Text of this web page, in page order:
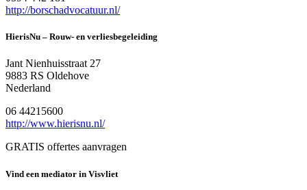
http://borschadvocatuur.nl/
HierisNu – Rouw- en verliesbegeleiding
Jant Nienhuisstraat 27
9883 RS Oldehove
Nederland
06 44215600
http://www.hierisnu.nl/
GRATIS offertes aanvragen
Vind een mediator in Visvliet